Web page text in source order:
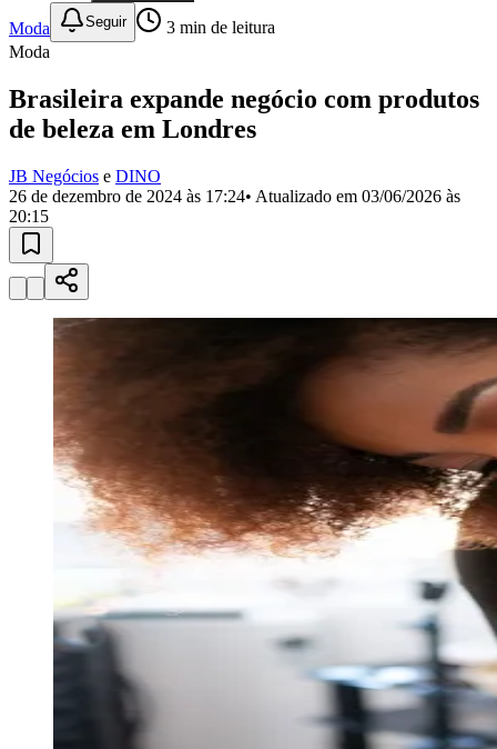
Bairros de Barueri
Aldeia Aldeia da SerraAldeia de Barueri
Bairro
JubranBelvalBethavilleBoa
RegiãoCotiaCruz Preta
MilitarItapeviJandiraJardim AudirJardim BelvalJardim
Califórnia
Esperança
Julio Jardim Líbano
MutingaJardim Paraíso
LuísJardim São Pedro
Jardim TupanciMutingaNova AldeinhaOsascoParque dos
Camargos
Parque Viana
Pirapora
Santana de
Tamboré Vila Barros Vila Boa Vista
do Conde
EscadaVila Porto
Para Sua Empresa
Anuncie no Portal
Guia de Empresas
Divulgar VagasNovo
Publicidade Legal
Negócios Regionais
Turismo
Segurança Regional
Hospitais Estaduais
Parques & Represas
Cidades da Região
Jandira ItapeviCotia Pirapora
CaieirasFranco da
Moda Seguir 3 min de leitura
Moda
Brasileira expande negócio com produtos
de beleza em Londres
JB Negócios e DINO
26 de dezembro de 2024 às 17:24• Atualizado em 03/06/2026 às
20:15